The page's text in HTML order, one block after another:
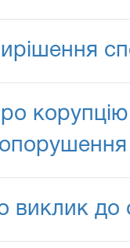
виклик до